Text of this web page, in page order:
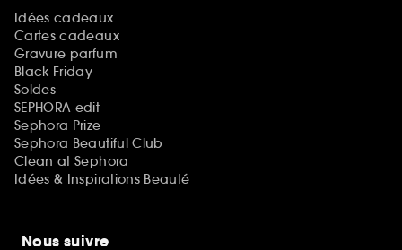
Idées cadeaux
Cartes cadeaux
Gravure parfum
Black Friday
Soldes
SEPHORA edit
Sephora Prize
Sephora Beautiful Club
Clean at Sephora
Idées & Inspirations Beauté
Nous suivre